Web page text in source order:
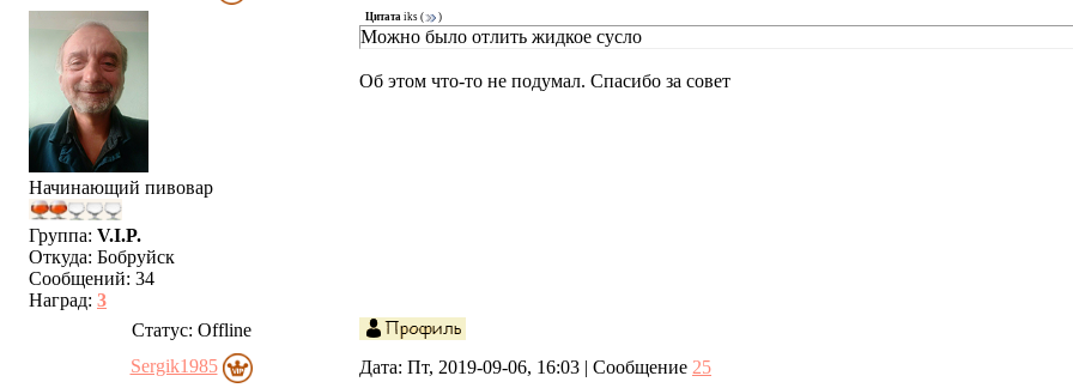
Начинающий пивовар
Группа: V.I.P.
Откуда: Бобруйск
Сообщений: 34
Наград: 3
Цитата iks ( )
Можно было отлить жидкое сусло
Об этом что-то не подумал. Спасибо за совет
Статус: Offline
Sergik1985
Дата: Пт, 2019-09-06, 16:03 | Сообщение 25